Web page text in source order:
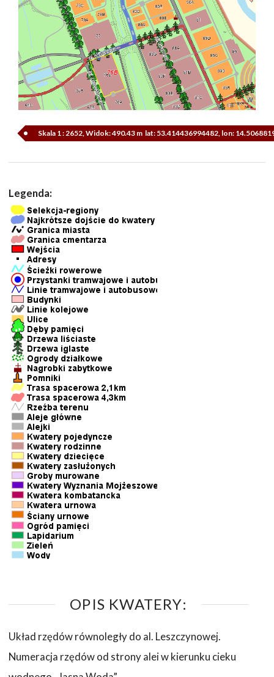
Skala 1 : 2652, Widok: 490.43 m lat: 53.414436994482, lon:
Legenda:
OPIS KWATERY:
Układ rzędów równoległy do al. Leszczynowej.
Numeracja rzędów od strony alei w kierunku cieku